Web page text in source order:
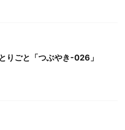
りごと「つぶやき-026」